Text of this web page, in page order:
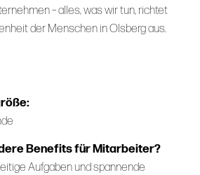
– alles, was wir tun, richtet
der Menschen in Olsberg aus.
Benefits für Mitarbeiter?
Aufgaben und spannende